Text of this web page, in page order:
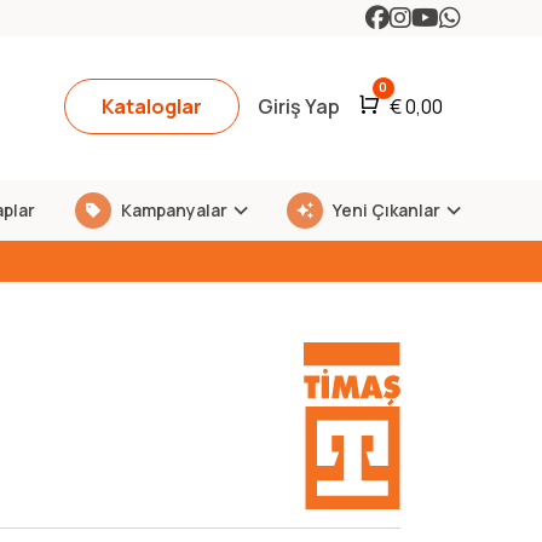
Kataloglar Giriş Yap Araba
0
€0,00
Kampanyalar Yeni Çıkanlar